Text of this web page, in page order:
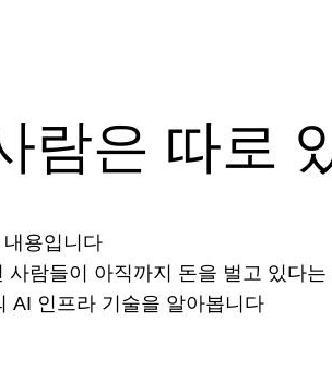
람은 따로
용입니다
람들이 아직까지 돈을 벌고 있다
AI 인프라 기술을 알아봅니다